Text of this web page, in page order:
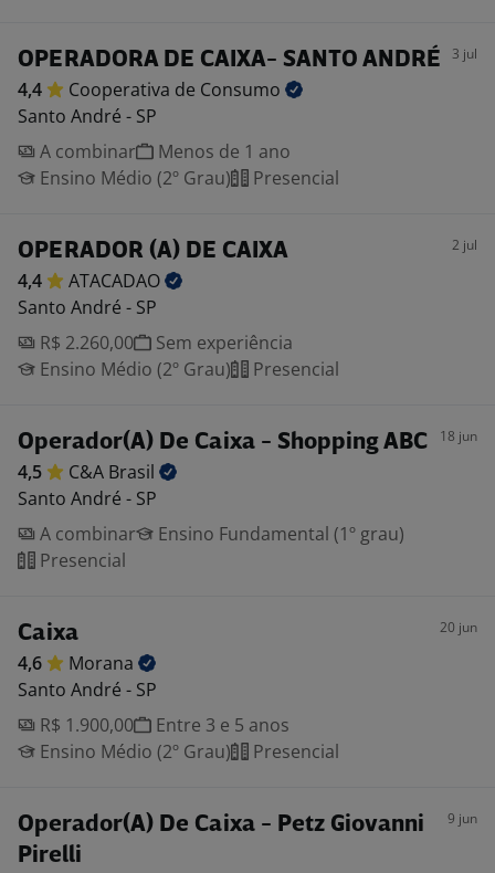
OPERADORA DE CAIXA- SANTO ANDRÉ 3 jul
4,4 Cooperativa de Consumo
Santo André - SP
A combinar
Menos de 1 ano
Ensino Médio (2º Grau)
Presencial
OPERADOR (A) DE CAIXA 2 jul
4,4
ATACADAO
Santo André - SP
R$ 2.260,00
Sem experiência
Ensino Médio (2º Grau)
Presencial
Operador(A) De Caixa - Shopping ABC 18 jun
4,5 C&A Brasil
Santo André - SP
A combinar
Ensino Fundamental (1º grau)
Presencial
Caixa 20 jun
4,6
Morana
Santo André - SP
R$ 1.900,00
Entre 3 e 5 anos
Ensino Médio (2º Grau)
Presencial
Operador(A) De Caixa - Petz Giovanni
Pirelli
9 jun